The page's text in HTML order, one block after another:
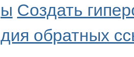
ы Создать
дия обратных